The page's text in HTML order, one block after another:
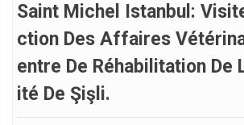
Saint Michel Istanbul:
Ction Des Affaires
Entre De Réhabilitation De
Ité De Şişli.